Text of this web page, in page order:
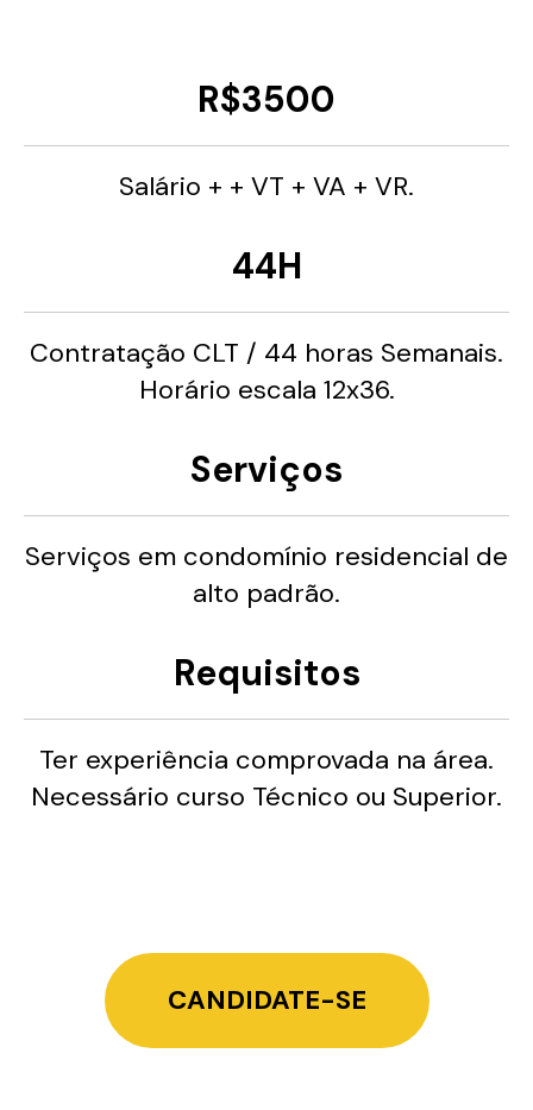
R$3500
Salário + + VT + VA + VR.
44H
Contratação CLT / 44 horas Semanais.
Horário escala 12x36.
Serviços
Serviços em condomínio residencial de
alto padrão.
Requisitos
Ter experiência comprovada na área.
Necessário curso Técnico ou Superior.
CANDIDATE-SE